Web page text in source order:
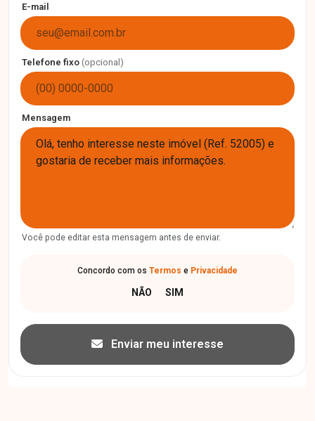
E-mail
Telefone fixo (opcional)
Mensagem
Você pode editar esta mensagem antes de enviar.
Concordo com os Termos e Privacidade
Enviar meu interesse